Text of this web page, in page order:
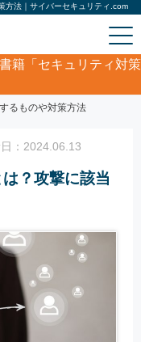
方法｜サイバーセキュリティ.com
籍「セキュリティ対策
るものや対策方法
：2024.06.13
？攻撃に該当